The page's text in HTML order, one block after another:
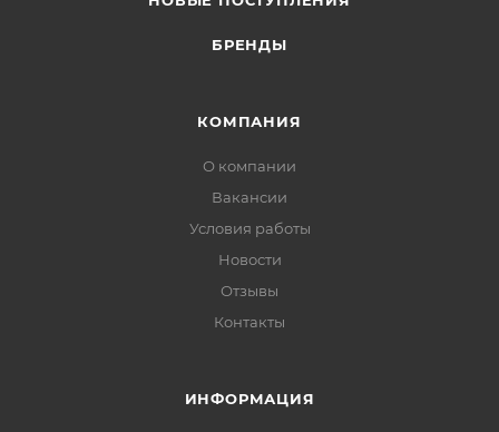
БРЕНДЫ
КОМПАНИЯ
О компании
Вакансии
Условия работы
Новости
Отзывы
Контакты
ИНФОРМАЦИЯ